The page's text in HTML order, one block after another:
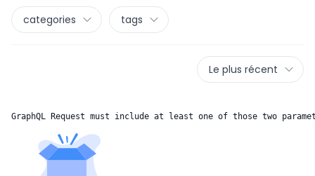
categories tags
Le plus récent
GraphQL Request must include at least one of those two